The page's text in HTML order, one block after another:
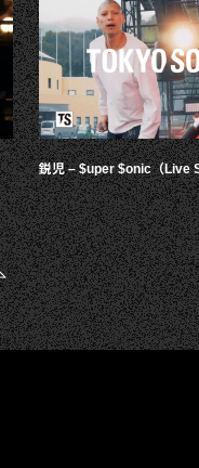
鋭児 – $uper $onic（Live